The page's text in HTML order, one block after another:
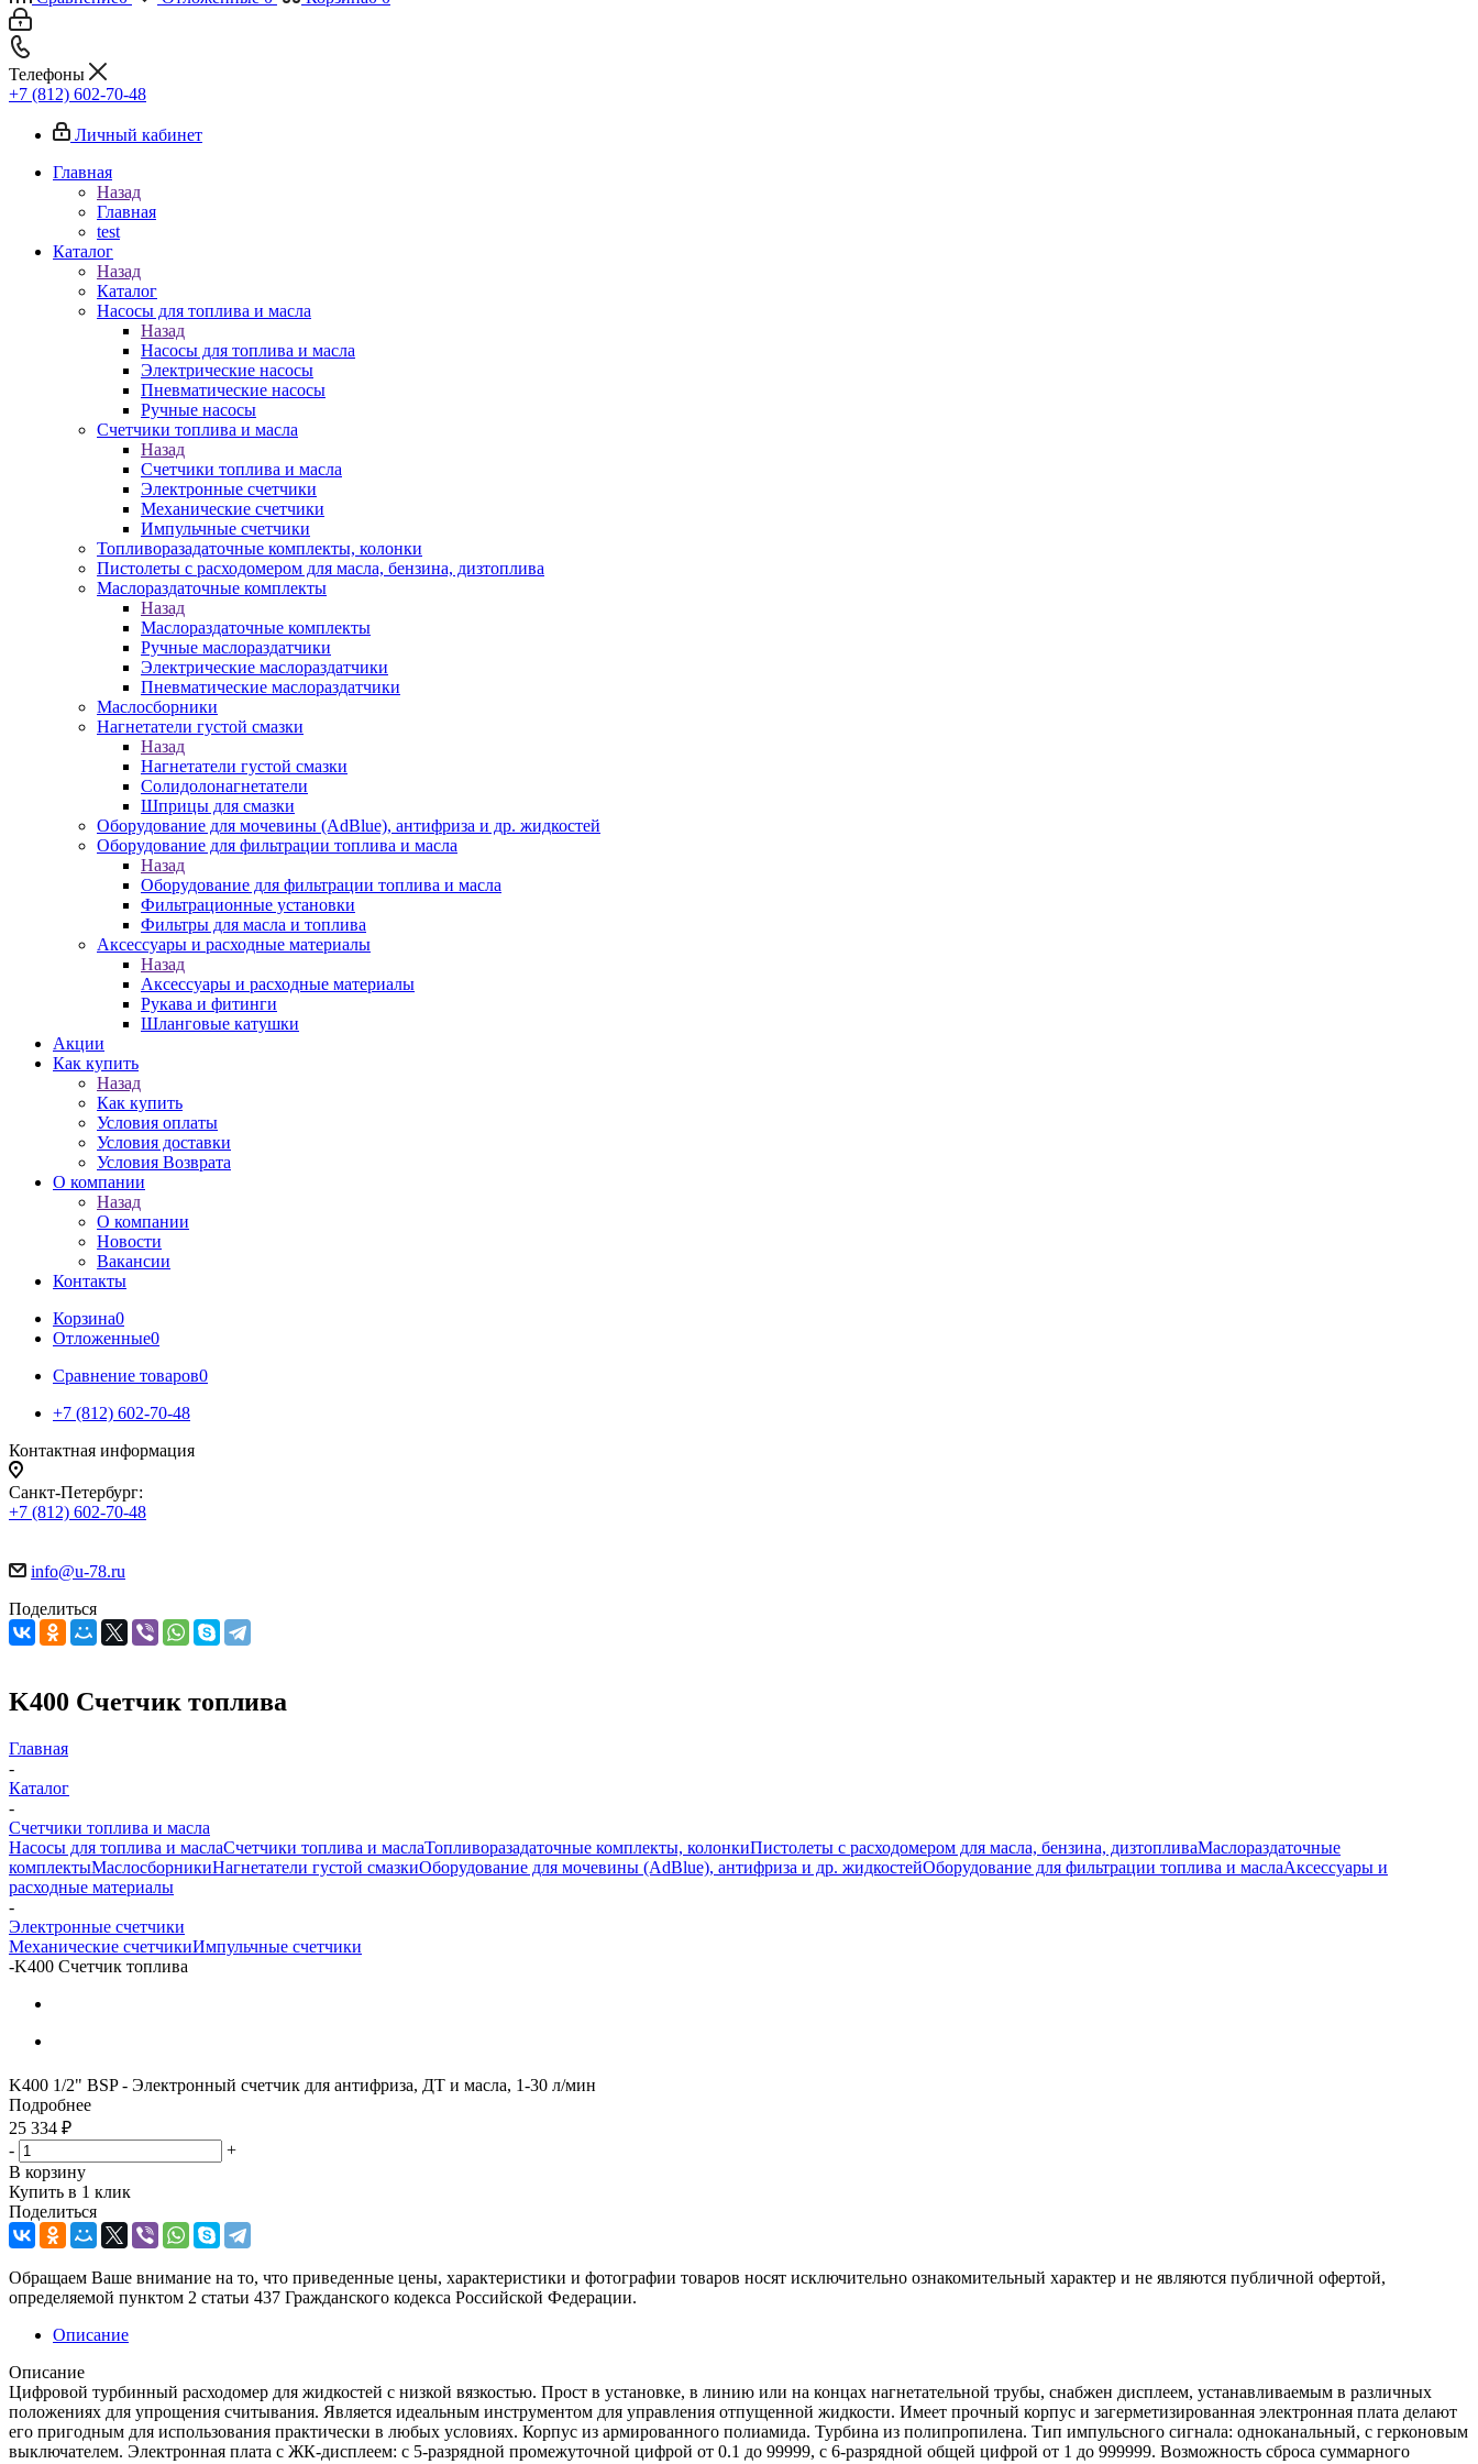
Телефоны
+7 (812) 602-70-48
Личный кабинет
Главная
Назад
Главная
test
Каталог
Назад
Каталог
Насосы для топлива и масла
Назад
Насосы для топлива и масла
Электрические насосы
Пневматические насосы
Ручные насосы
Счетчики топлива и масла
Назад
Счетчики топлива и масла
Электронные счетчики
Механические счетчики
Импульчные счетчики
Топливоразадаточные комплекты, колонки
Пистолеты с расходомером для масла, бензина, дизтоплива
Маслораздаточные комплекты
Назад
Маслораздаточные комплекты
Ручные маслораздатчики
Электрические маслораздатчики
Пневматические маслораздатчики
Маслосборники
Нагнетатели густой смазки
Назад
Нагнетатели густой смазки
Солидолонагнетатели
Шприцы для смазки
Оборудование для мочевины (AdBlue), антифриза и др. жидкостей
Оборудование для фильтрации топлива и масла
Назад
Оборудование для фильтрации топлива и масла
Фильтрационные установки
Фильтры для масла и топлива
Аксессуары и расходные материалы
Назад
Аксессуары и расходные материалы
Рукава и фитинги
Шланговые катушки
Акции
Как купить
Назад
Как купить
Условия оплаты
Условия доставки
Условия Возврата
О компании
Назад
О компании
Новости
Вакансии
Контакты
Корзина0
Отложенные0
Сравнение товаров0
+7 (812) 602-70-48
Контактная информация
Санкт-Петербург:
+7 (812) 602-70-48
info@u-78.ru
Поделиться
K400 Счетчик топлива
Главная
-
Каталог
-
Счетчики топлива и масла
Насосы для топлива и маслаСчетчики топлива и маслаТопливоразадаточные комплекты, колонкиПистолеты с расходомером для масла, бензина, дизтопливаМаслораздаточные
комплектыМаслосборникиНагнетатели густой смазкиОборудование для мочевины (AdBlue), антифриза и др. жидкостейОборудование для фильтрации топлива и маслаАксессуары и
расходные материалы
-
Электронные счетчики
Механические счетчикиИмпульчные счетчики
-K400 Счетчик топлива
K400 1/2" BSP - Электронный счетчик для антифриза, ДТ и масла, 1-30 л/мин
Подробнее
25 334 ₽
-
+
В корзину
Купить в 1 клик
Поделиться
Обращаем Ваше внимание на то, что приведенные цены, характеристики и фотографии товаров носят исключительно ознакомительный характер и не являются публичной офертой,
определяемой пунктом 2 статьи 437 Гражданского кодекса Российской Федерации.
Описание
Описание
Цифровой турбинный расходомер для жидкостей с низкой вязкостью. Прост в установке, в линию или на концах нагнетательной трубы, снабжен дисплеем, устанавливаемым в различных
положениях для упрощения считывания. Является идеальным инструментом для управления отпущенной жидкости. Имеет прочный корпус и загерметизированная электронная плата делают
его пригодным для использования практически в любых условиях. Корпус из армированного полиамида. Турбина из полипропилена. Тип импульсного сигнала: одноканальный, с герконовым
выключателем. Электронная плата с ЖК-дисплеем: с 5-разрядной промежуточной цифрой от 0.1 до 99999, с 6-разрядной общей цифрой от 1 до 999999. Возможность сброса суммарного